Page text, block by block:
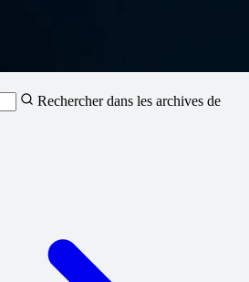
Rechercher dans les archives de